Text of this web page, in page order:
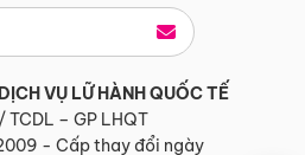
VỤ LỮ HÀNH QUỐC TẾ
– GP LHQT
- Cấp thay đổi ngày